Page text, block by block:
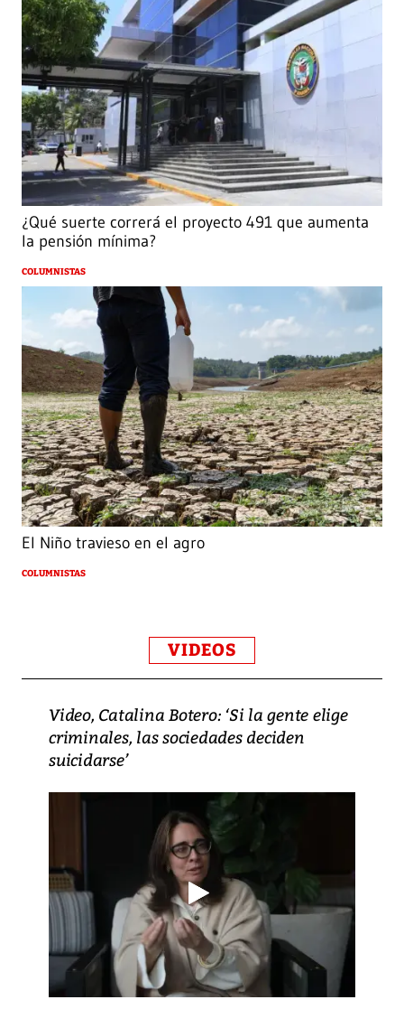
¿Qué suerte correrá el proyecto 491 que aumenta
la pensión mínima?
COLUMNISTAS
El Niño travieso en el agro
COLUMNISTAS
VIDEOS
Video, Catalina Botero: ‘Si la gente elige
criminales, las sociedades deciden
suicidarse’